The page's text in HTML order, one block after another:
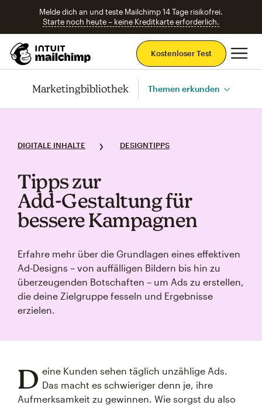
Melde dich an und teste Mailchimp 14 Tage risikofrei.
Starte noch heute – keine Kreditkarte erforderlich.
Kostenloser Test
Marketingbibliothek Themen erkunden
DIGITALE INHALTE DESIGNTIPPS
Tipps zur
Add‑Gestaltung für
bessere Kampagnen
Erfahre mehr über die Grundlagen eines effektiven
Ad‑Designs – von auffälligen Bildern bis hin zu
überzeugenden Botschaften – um Ads zu erstellen,
die deine Zielgruppe fesseln und Ergebnisse
erzielen.
D eine Kunden sehen täglich unzählige Ads.
Das macht es schwieriger denn je, ihre
Aufmerksamkeit zu gewinnen. Wie sorgst du also